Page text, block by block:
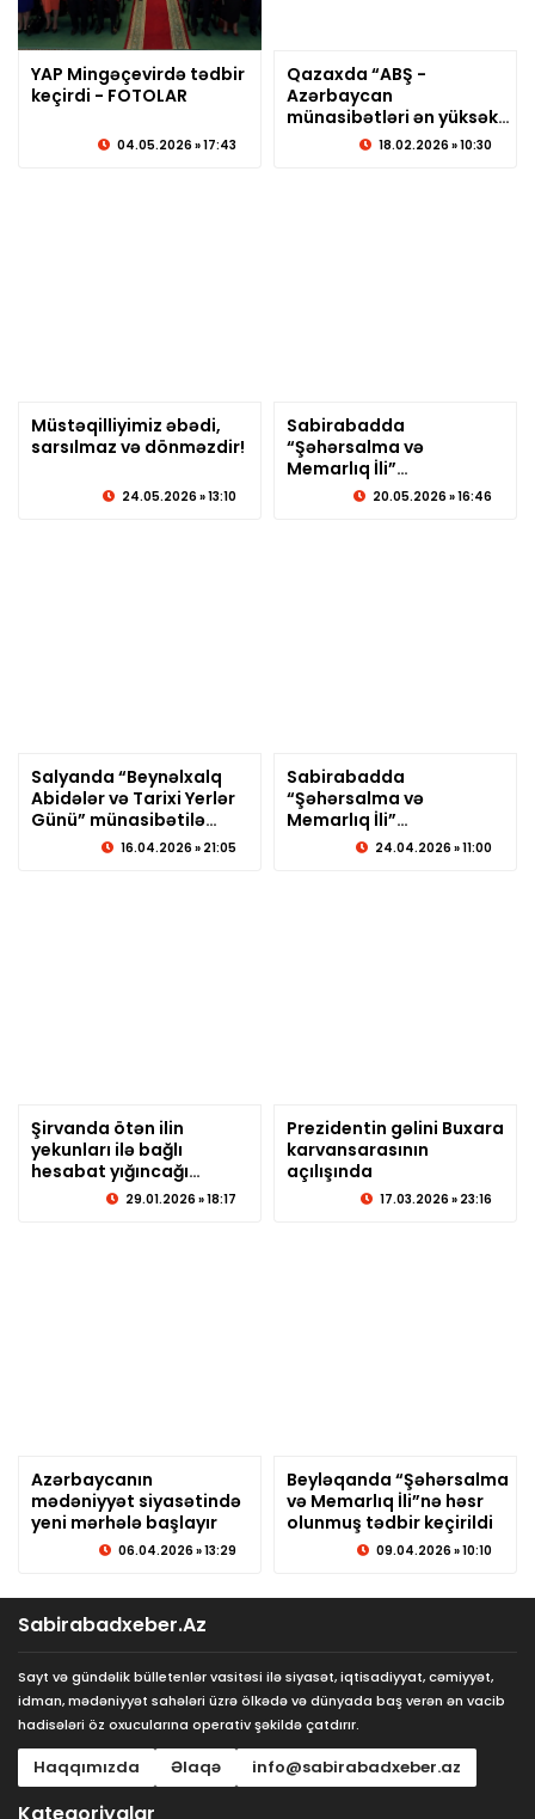
© sabirabadxeber.az
YAP Mingəçevirdə tədbir
keçirdi - FOTOLAR
04.05.2026 » 17:43
© sabirabadxeber.az
Qazaxda “ABŞ -
Azərbaycan
münasibətləri ən yüksək
mərhələdədir"18.02.2026 » 10:30
© sabirabadxeber.az
Müstəqilliyimiz əbədi,
sarsılmaz və dönməzdir!
24.05.2026 » 13:10
© sabirabadxeber.az
Sabirabadda
“Şəhərsalma və
Memarlıq İli”
çərçivəsində gənclərlə
20.05.2026 » 16:46
© sabirabadxeber.az
Salyanda “Beynəlxalq
Abidələr və Tarixi Yerlər
Günü” münasibətilə
tədbir keçirilib16.04.2026 » 21:05
© sabirabadxeber.az
Sabirabadda
“Şəhərsalma və
Memarlıq İli”
çərçivəsində24.04.2026 » 11:00
© sabirabadxeber.az
Şirvanda ötən ilin
yekunları ilə bağlı
hesabat yığıncağı
keçirildi - Fotolar29.01.2026 » 18:17
© sabirabadxeber.az
Prezidentin gəlini Buxara
karvansarasının
açılışında
17.03.2026 » 23:16
© sabirabadxeber.az
Azərbaycanın
mədəniyyət siyasətində
yeni mərhələ başlayır
06.04.2026 » 13:29
© sabirabadxeber.az
Beyləqanda “Şəhərsalma
və Memarlıq İli”nə həsr
olunmuş tədbir keçirildi
09.04.2026 » 10:10
Sabirabadxeber.Az
Sayt və gündəlik bülletenlər vasitəsi ilə siyasət, iqtisadiyyat, cəmiyyət,
idman, mədəniyyət sahələri üzrə ölkədə və dünyada baş verən ən vacib
hadisələri öz oxucularına operativ şəkildə çatdırır.
Haqqımızda Əlaqə info@sabirabadxeber.az